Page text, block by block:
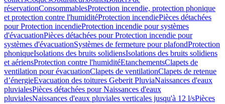
réservationConsommablesProtection incendie, protection phonique
et protection contre l'humiditéProtection incendiePièces détachées
pour Protection incendieProtection incendie pour systèmes
d'évacuationPièces détachées pour Protection incendie pour
systèmes d'évacuationSystèmes de fermeture pour plafondProtection
phoniqueIsolations des bruits solidiensIsolations des bruits solidiens
et aériensProtection contre l'humiditéEtanchementsClapets de
ventilation pour évacuationClapets de ventilationClapets de retenue
d’énergieEvacuation des toitures Geberit PluviaNaissances d'eaux
pluvialesPièces détachées pour Naissances d'eaux
pluvialesNaissances d'eaux pluviales verticales jusqu'à 12 l/sPièces